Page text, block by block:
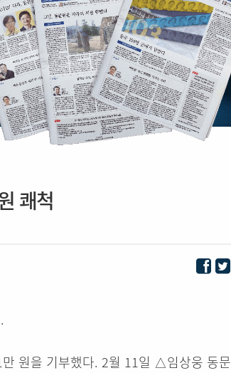
쾌척
원을 기부했다. 2월 11일 △임상웅 동문